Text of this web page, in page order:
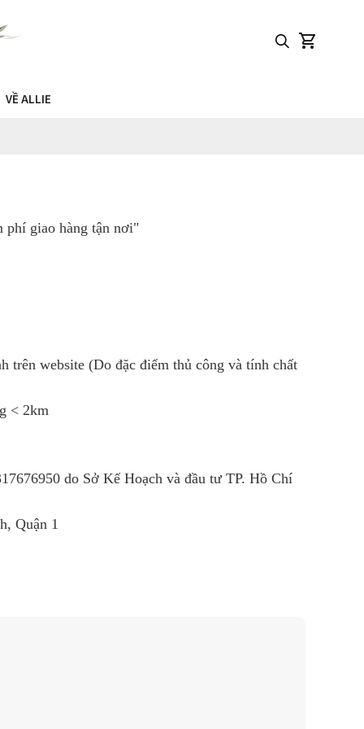
VỀ ALLIE
phí giao hàng tận nơi"
trên website (Do đặc điểm thủ công và tính chất
< 2km
do Sở Kế Hoạch và đầu tư TP. Hồ Chí
Quận 1